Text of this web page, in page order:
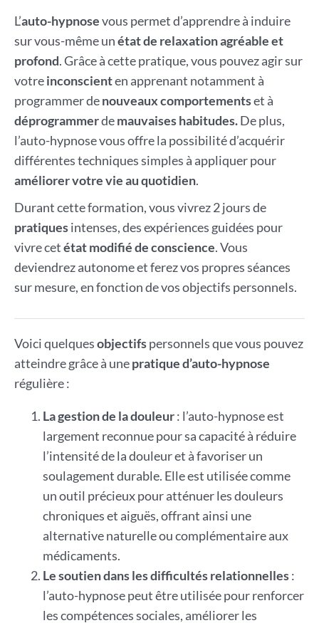
L’auto-hypnosevous permet d’apprendre à induire
sur vous-même unétat de relaxation agréable et
profond. Grâce à cette pratique, vous pouvez agir sur
votreinconscienten apprenant notamment à
programmer denouveaux comportementset à
déprogrammerdemauvaises habitudes.De plus,
l’auto-hypnose vous offre la possibilité d’acquérir
différentes techniques simples à appliquer pour
améliorer votre vie au quotidien.
Durant cette formation, vous vivrez 2 jours de
pratiquesintenses, des expériences guidées pour
vivre cetétat modifié de conscience. Vous
deviendrez autonome et ferez vos propres séances
sur mesure, en fonction de vos objectifs personnels.
Voici quelquesobjectifspersonnels que vous pouvez
atteindre grâce à unepratique d’auto-hypnose
régulière :
La gestion de la douleur: l’auto-hypnose est
largement reconnue pour sa capacité à réduire
l’intensité de la douleur et à favoriser un
soulagement durable. Elle est utilisée comme
un outil précieux pour atténuer les douleurs
chroniques et aiguës, offrant ainsi une
alternative naturelle ou complémentaire aux
médicaments.
Le soutien dans les difficultés relationnelles:
l’auto-hypnose peut être utilisée pour renforcer
les compétences sociales, améliorer les